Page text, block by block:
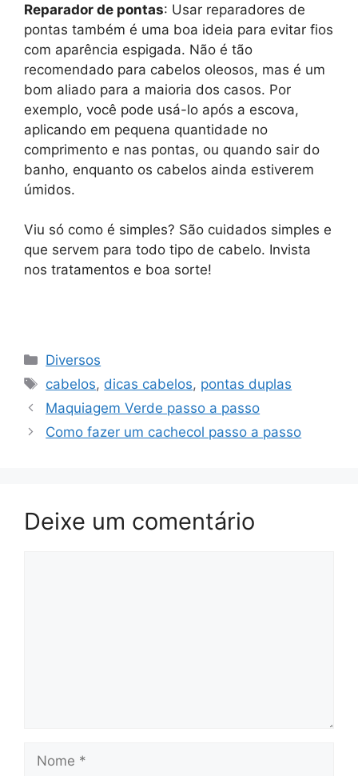
Reparador de pontas: Usar reparadores de
pontas também é uma boa ideia para evitar fios
com aparência espigada. Não é tão
recomendado para cabelos oleosos, mas é um
bom aliado para a maioria dos casos. Por
exemplo, você pode usá-lo após a escova,
aplicando em pequena quantidade no
comprimento e nas pontas, ou quando sair do
banho, enquanto os cabelos ainda estiverem
úmidos.
Viu só como é simples? São cuidados simples e
que servem para todo tipo de cabelo. Invista
nos tratamentos e boa sorte!
Categorias
Diversos
Tags
cabelos, dicas cabelos, pontas duplas
Maquiagem Verde passo a passo
Como fazer um cachecol passo a passo
Deixe um comentário